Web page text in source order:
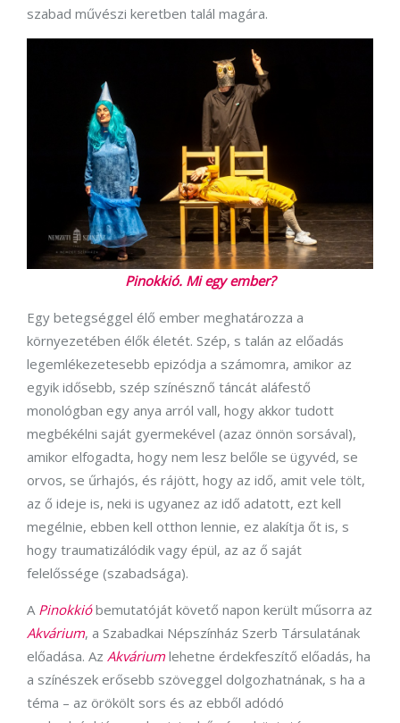
szabad művészi keretben talál magára.
Pinokkió. Mi egy ember?
Egy betegséggel élő ember meghatározza a
környezetében élők életét. Szép, s talán az előadás
legemlékezetesebb epizódja a számomra, amikor az
egyik idősebb, szép színésznő táncát aláfestő
monológban egy anya arról vall, hogy akkor tudott
megbékélni saját gyermekével (azaz önnön sorsával),
amikor elfogadta, hogy nem lesz belőle se ügyvéd, se
orvos, se űrhajós, és rájött, hogy az idő, amit vele tölt,
az ő ideje is, neki is ugyanez az idő adatott, ezt kell
megélnie, ebben kell otthon lennie, ez alakítja őt is, s
hogy traumatizálódik vagy épül, az az ő saját
felelőssége (szabadsága).
A Pinokkióbemutatóját követő napon került műsorra az
Akvárium, a Szabadkai Népszínház Szerb Társulatának
előadása. Az Akváriumlehetne érdekfeszítő előadás, ha
a színészek erősebb szöveggel dolgozhatnának, s ha a
téma – az örökölt sors és az ebből adódó